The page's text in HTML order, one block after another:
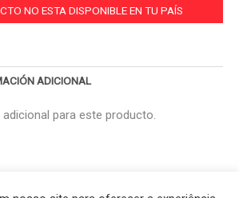
NO ESTA DISPONIBLE EN TU PAÍS
ADICIONAL
para este producto.